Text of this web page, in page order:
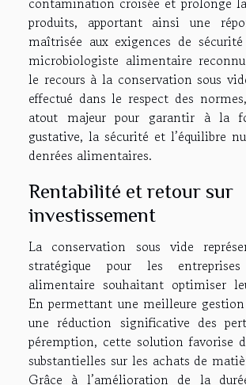
produits, apportant ainsi une
maîtrisée aux exigences de
microbiologiste alimentaire
le recours à la conservation sous
effectué dans le respect des
atout majeur pour garantir à la
gustative, la sécurité et l’équilibre
denrées alimentaires.
Rentabilité et retour sur
investissement
La conservation sous vide
stratégique pour les
alimentaire souhaitant optimiser
En permettant une meilleure
une réduction significative des
péremption, cette solution favorise
substantielles sur les achats de
Grâce à l’amélioration de la